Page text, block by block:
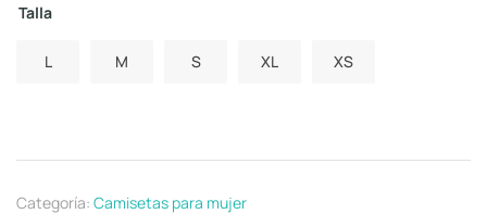
Talla
L M S XL XS
Categoría: Camisetas para mujer